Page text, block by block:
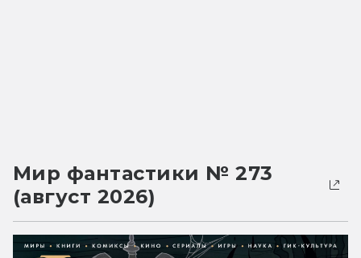
Мир фантастики № 273
(август 2026)